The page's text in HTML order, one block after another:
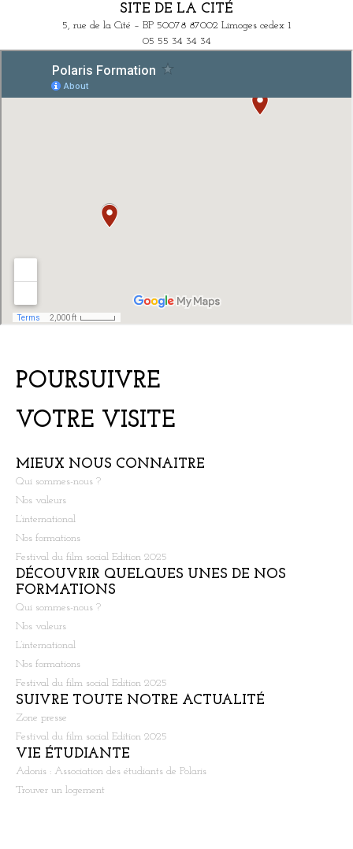
SITE DE LA CITÉ
5, rue de la Cité – BP 50078 87002 Limoges cedex 1
05 55 34 34 34
POURSUIVRE
VOTRE VISITE
MIEUX NOUS CONNAITRE
Qui sommes-nous ?
Nos valeurs
L’international
Nos formations
Festival du film social Edition 2025
DÉCOUVRIR QUELQUES UNES DE NOS
FORMATIONS
Qui sommes-nous ?
Nos valeurs
L’international
Nos formations
Festival du film social Edition 2025
SUIVRE TOUTE NOTRE ACTUALITÉ
Zone presse
Festival du film social Edition 2025
VIE ÉTUDIANTE
Adonis : Association des étudiants de Polaris
Trouver un logement